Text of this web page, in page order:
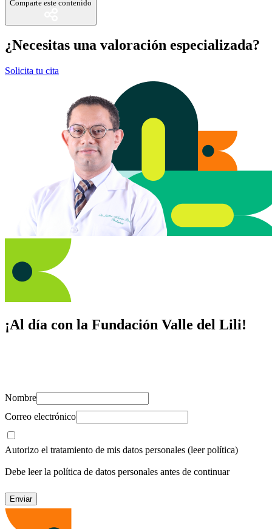
Comparte este contenido
¿Necesitas una valoración especializada?
Solicita tu cita
¡Al día con la Fundación Valle del Lili!
Nombre
Correo electrónico
Autorizo el tratamiento de mis datos personales (leer política)
Debe leer la política de datos personales antes de continuar